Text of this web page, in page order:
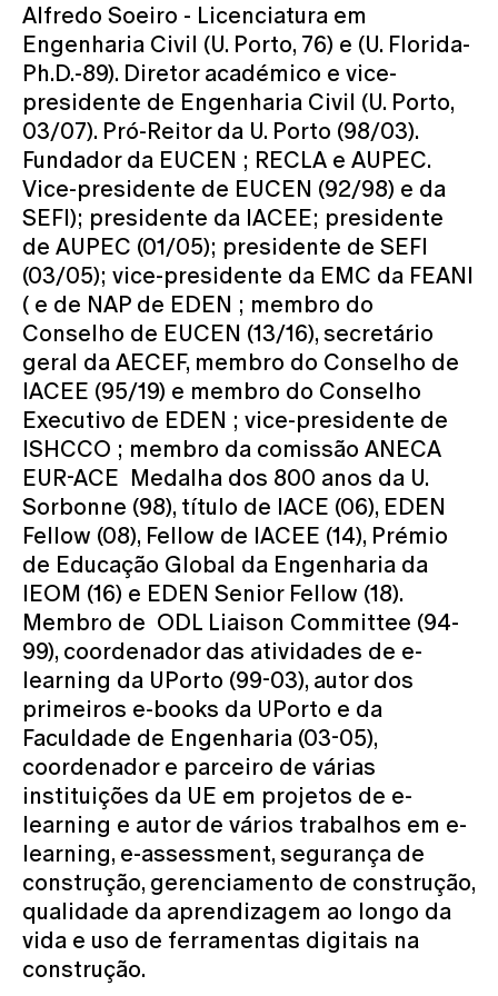
Alfredo Soeiro - Licenciatura em
Engenharia Civil (U. Porto, 76) e (U. Florida-
Ph.D.-89). Diretor académico e vice-
presidente de Engenharia Civil (U. Porto,
03/07). Pró-Reitor da U. Porto (98/03).
Fundador da EUCEN ; RECLA e AUPEC.
Vice-presidente de EUCEN (92/98) e da
SEFI); presidente da IACEE; presidente
de AUPEC (01/05); presidente de SEFI
(03/05); vice-presidente da EMC da FEANI
( e de NAP de EDEN ; membro do
Conselho de EUCEN (13/16), secretário
geral da AECEF, membro do Conselho de
IACEE (95/19) e membro do Conselho
Executivo de EDEN ; vice-presidente de
ISHCCO ; membro da comissão ANECA
EUR-ACE Medalha dos 800 anos da U.
Sorbonne (98), título de IACE (06), EDEN
Fellow (08), Fellow de IACEE (14), Prémio
de Educação Global da Engenharia da
IEOM (16) e EDEN Senior Fellow (18).
Membro de ODL Liaison Committee (94-
99), coordenador das atividades de e-
learning da UPorto (99-03), autor dos
primeiros e-books da UPorto e da
Faculdade de Engenharia (03-05),
coordenador e parceiro de várias
instituições da UE em projetos de e-
learning e autor de vários trabalhos em e-
learning, e-assessment, segurança de
construção, gerenciamento de construção,
qualidade da aprendizagem ao longo da
vida e uso de ferramentas digitais na
construção.